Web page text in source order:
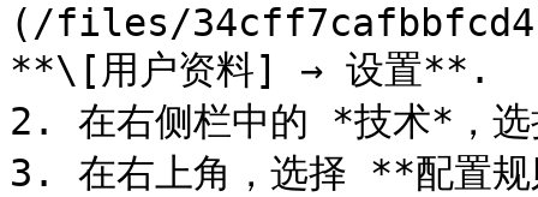
(/files/
**\[用户资料] → 设置**.
2. 在右侧栏中的 *技术*，
3. 在右上角，选择 **配置